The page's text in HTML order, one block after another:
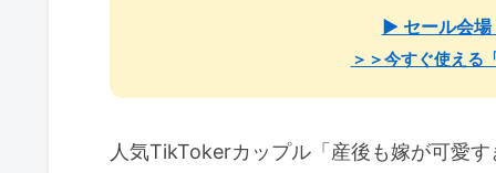
▶ セール会場
＞＞今すぐ使える
人気TikTokerカップル「産後も嫁が可愛